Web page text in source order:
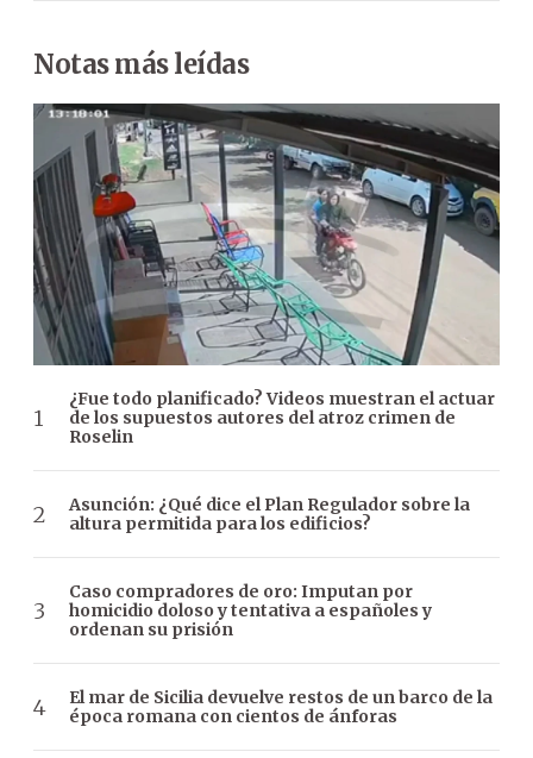
Notas más leídas
¿Fue todo planificado? Videos muestran el actuar
de los supuestos autores del atroz crimen de
Roselin
Asunción: ¿Qué dice el Plan Regulador sobre la
altura permitida para los edificios?
Caso compradores de oro: Imputan por
homicidio doloso y tentativa a españoles y
ordenan su prisión
El mar de Sicilia devuelve restos de un barco de la
época romana con cientos de ánforas